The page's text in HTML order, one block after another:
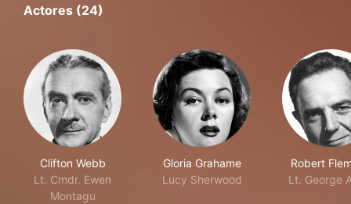
Actores (24)
Clifton Webb
Lt. Cmdr. Ewen
Montagu
Gloria Grahame
Lucy Sherwood
Robert
Lt. George